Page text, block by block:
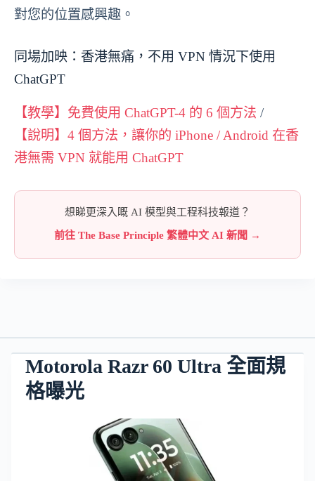
對您的位置感興趣。
同場加映：香港無痛，不用 VPN 情況下使用
ChatGPT
【教學】免費使用 ChatGPT-4 的 6 個方法 /
【說明】4 個方法，讓你的 iPhone / Android 在香
港無需 VPN 就能用 ChatGPT
想睇更深入嘅 AI 模型與工程科技報道？
前往 The Base Principle 繁體中文 AI 新聞 →
Motorola Razr 60 Ultra 全面規
格曝光